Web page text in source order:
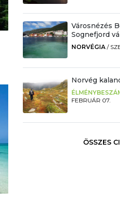
Városnézés
Sognefjord
NORVÉGIA /
Norvég
FEBRUÁR 07.
ÖSSZES